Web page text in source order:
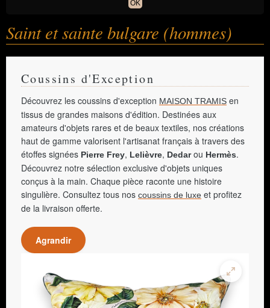
OK
Saint et sainte bulgare (hommes)
Coussins d'Exception
Découvrez les coussins d'exception MAISON TRAMIS en
tissus de grandes maisons d'édition. Destinées aux
amateurs d'objets rares et de beaux textiles, nos créations
haut de gamme valorisent l'artisanat français à travers des
étoffes signées Pierre Frey, Lelièvre, Dedarou Hermès.
Découvrez notre sélection exclusive d'objets uniques
conçus à la main. Chaque pièce raconte une histoire
singulière. Consultez tous nos coussins de luxe et profitez
de la livraison offerte.
Agrandir